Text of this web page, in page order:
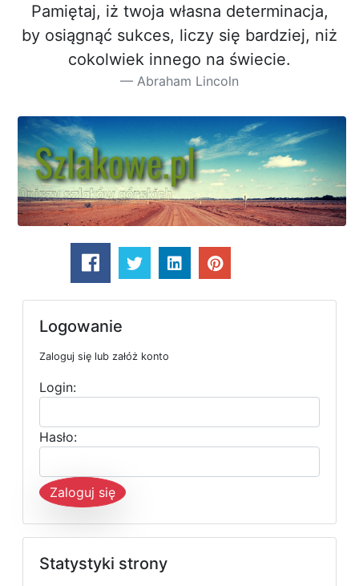
Pamiętaj, iż twoja własna determinacja,
by osiągnąć sukces, liczy się bardziej, niż
cokolwiek innego na świecie.
Abraham Lincoln
Logowanie
Zaloguj się lub załóż konto
Login:
Hasło:
Zaloguj się
Statystyki strony